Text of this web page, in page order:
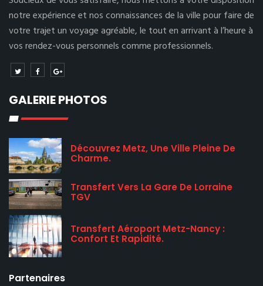
notre expérience et nos connaissances de la ville pour faire de
votre trajet un voyage agréable, le tout en arrivant à l’heure à
vos rendez-vous personnels comme professionnels.
GALERIE PHOTOS
Découvrez Metz, Une Ville Pleine De
Charme.
Transfert Vers La Gare De Lorraine
TGV
Transfert Aéroport Metz-Nancy :
Confort Et Rapidité.
Partenaires